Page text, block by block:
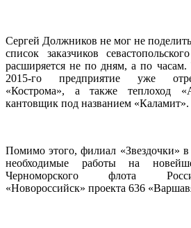
Сергей Должников не мог не
список заказчиков
расширяется не по дням, а по часам.
2015-го предприятие уже
«Кострома», а также теплоход
кантовщик под названием «Каламит».
Помимо этого, филиал «Звездочки» в
необходимые работы на
Черноморского флота
«Новороссийск» проекта 636